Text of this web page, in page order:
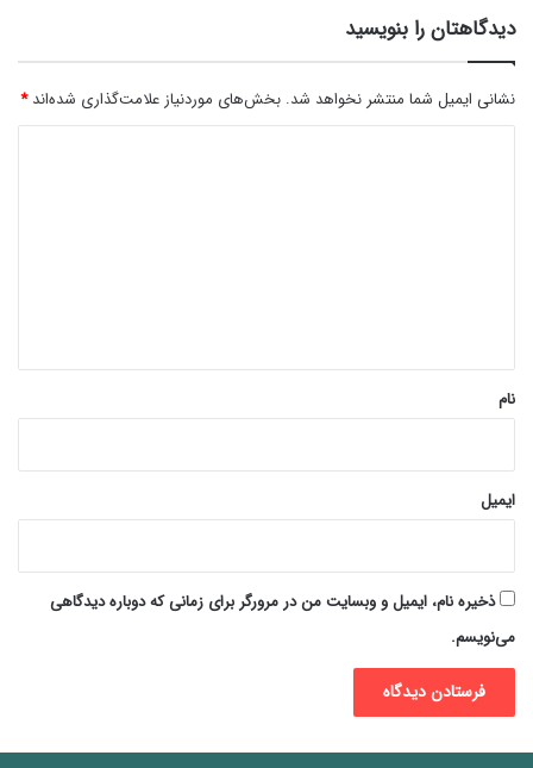
دیدگاهتان را بنویسید
نشانی ایمیل شما منتشر نخواهد شد. بخش‌های موردنیاز علامت‌گذاری شده‌اند*
نام
ایمیل
ذخیره نام، ایمیل و وبسایت من در مرورگر برای زمانی که دوباره دیدگاهی
می‌نویسم.